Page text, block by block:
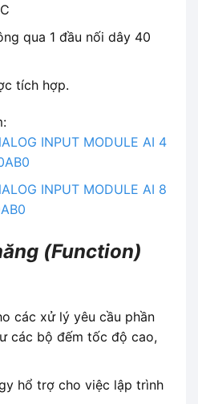
qua 1 đầu nối dây 40
tích hợp.
INPUT MODULE AI 4
INPUT MODULE AI 8
(Function)
các xử lý yêu cầu phần
các bộ đếm tốc độ cao,
hổ trợ cho việc lập trình